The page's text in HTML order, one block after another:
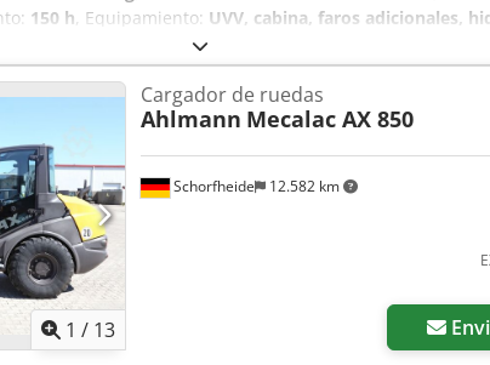
150 h, Equipamiento: UVV, cabina, faros adicionales,
recogedor trasero
hidráulicos para 1er circuito adicional,
70 R18, Caja de almacenamiento con tapa, Luces de
rápido hidráulico, Dedetrnf Dopfx Aqrskr Cucharón
1 metro cúbico, horquilla portapalets
1 / 13
Schorfheide 12.582 km
Cargador de ruedas
Ahlmann Mecalac AX 850